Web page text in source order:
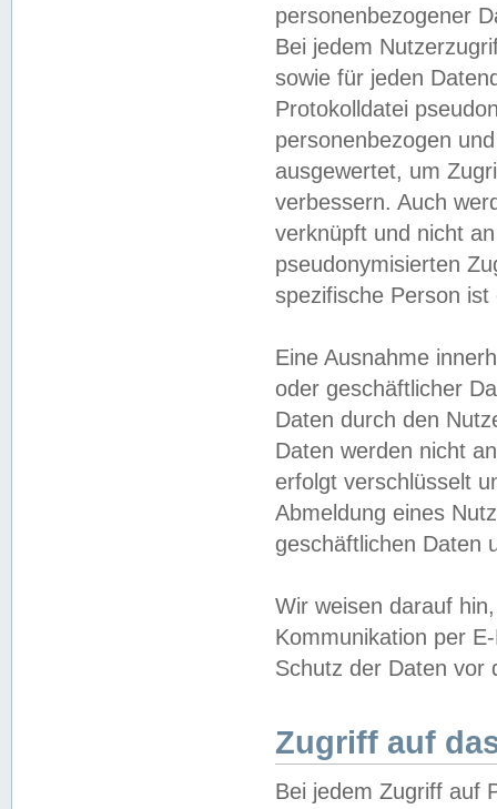
personenbezogener
Bei jedem
sowie für jeden
Protokolldatei
personenbezogen
ausgewertet, um
verbessern. Auch
verknüpft und nicht
pseudonymisierten
spezifische Person
Eine Ausnahme
oder geschäftlicher
Daten durch den
Daten werden nicht
erfolgt verschlüsselt
Abmeldung eines
geschäftlichen Daten
Wir weisen darauf
Kommunikation per
Schutz der Daten vor
Zugriff auf
Bei jedem Zugriff auf